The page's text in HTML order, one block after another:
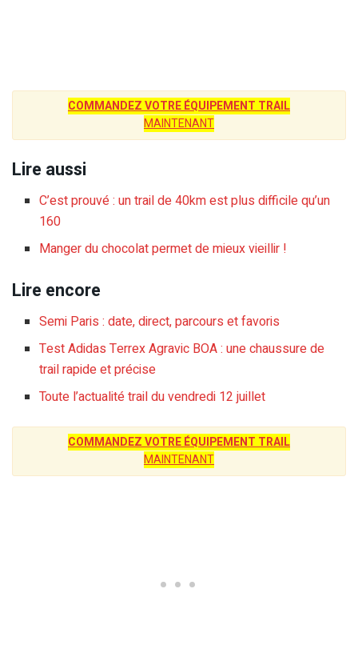
COMMANDEZ VOTRE ÉQUIPEMENT TRAIL
MAINTENANT
Lire aussi
C’est prouvé : un trail de 40km est plus difficile qu’un
160
Manger du chocolat permet de mieux vieillir !
Lire encore
Semi Paris : date, direct, parcours et favoris
Test Adidas Terrex Agravic BOA : une chaussure de
trail rapide et précise
Toute l’actualité trail du vendredi 12 juillet
COMMANDEZ VOTRE ÉQUIPEMENT TRAIL
MAINTENANT